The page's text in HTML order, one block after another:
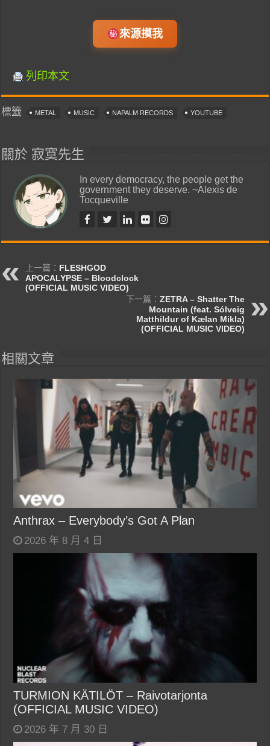
來源摸我
列印本文
標籤 METAL MUSIC NAPALM RECORDS YOUTUBE
關於 寂寞先生
In every democracy, the people get the
government they deserve. ~Alexis de
Tocqueville
上一篇： FLESHGOD
APOCALYPSE – Bloodclock
(OFFICIAL MUSIC VIDEO)
下一篇： ZETRA – Shatter The
Mountain (feat. Sólveig
Matthildur of Kælan Mikla)
(OFFICIAL MUSIC VIDEO)
相關文章
Anthrax – Everybody’s Got A Plan
2026 年 8 月 4 日
TURMION KÄTILÖT – Raivotarjonta
(OFFICIAL MUSIC VIDEO)
2026 年 7 月 30 日